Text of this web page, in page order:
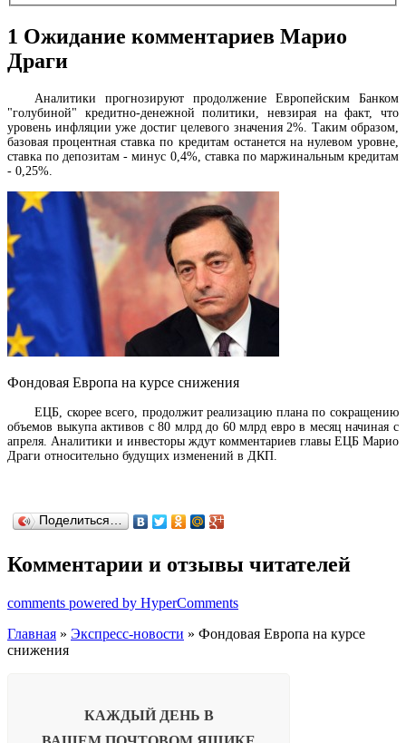
1 Ожидание комментариев Марио
Драги
Аналитики прогнозируют продолжение Европейским Банком
"голубиной" кредитно-денежной политики, невзирая на факт, что
уровень инфляции уже достиг целевого значения 2%. Таким образом,
базовая процентная ставка по кредитам останется на нулевом уровне,
ставка по депозитам - минус 0,4%, ставка по маржинальным кредитам
- 0,25%.
Фондовая Европа на курсе снижения
ЕЦБ, скорее всего, продолжит реализацию плана по сокращению
объемов выкупа активов с 80 млрд до 60 млрд евро в месяц начиная с
апреля. Аналитики и инвесторы ждут комментариев главы ЕЦБ Марио
Драги относительно будущих изменений в ДКП.
Поделиться…
Комментарии и отзывы читателей
comments powered by HyperComments
Главная » Экспресс-новости » Фондовая Европа на курсе
снижения
КАЖДЫЙ ДЕНЬ В